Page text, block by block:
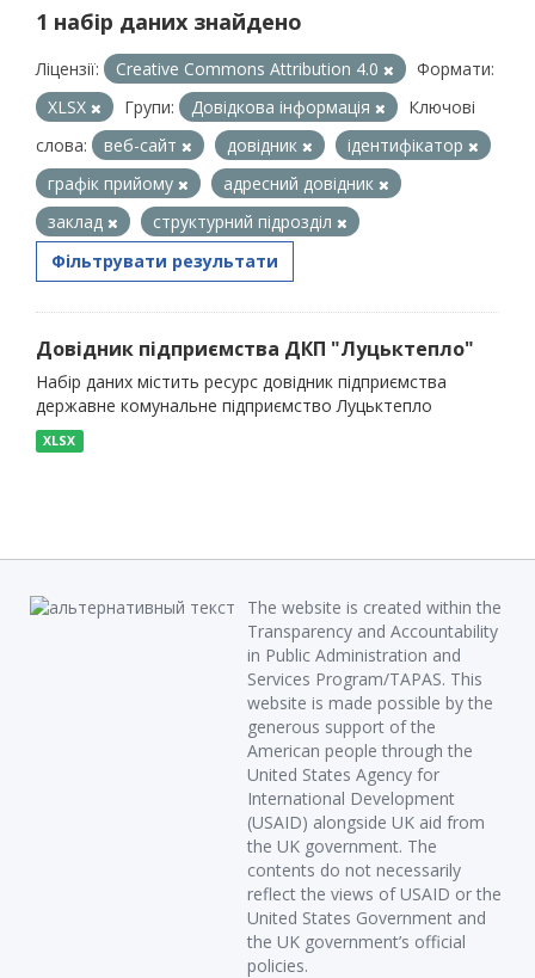
1 набір даних знайдено
Ліцензії: Creative Commons Attribution 4.0
Формати:
XLSX
Групи: Довідкова інформація
Ключові
слова:
веб-сайт довідник
ідентифікатор
графік прийому
адресний довідник
заклад
структурний підрозділ
Фільтрувати результати
Довідник підприємства ДКП "Луцьктепло"
Набір даних містить ресурс довідник підприємства
державне комунальне підприємство Луцьктепло
XLSX
The website is created within the
Transparency and Accountability
in Public Administration and
Services Program/TAPAS. This
website is made possible by the
generous support of the
American people through the
United States Agency for
International Development
(USAID) alongside UK aid from
the UK government. The
contents do not necessarily
reflect the views of USAID or the
United States Government and
the UK government’s official
policies.